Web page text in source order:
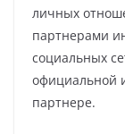
личных
партнерами
социальных
официальной
партнере.